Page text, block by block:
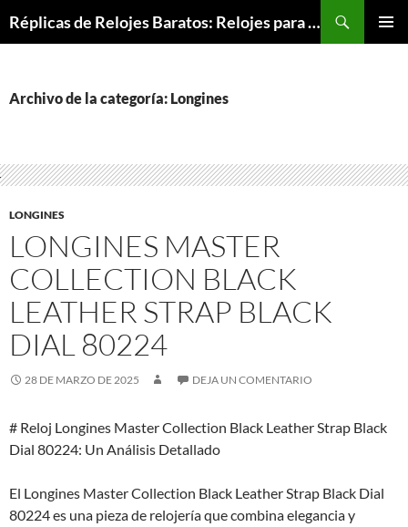
Réplicas de Relojes Baratos: Relojes para Todos los Bolsillos, Relojes de Lujo a Precios Bajos
Archivo de la categoría: Longines
LONGINES
LONGINES MASTER
COLLECTION BLACK
LEATHER STRAP BLACK
DIAL 80224
28 DE MARZO DE 2025 DEJA UN COMENTARIO
# Reloj Longines Master Collection Black Leather Strap Black
Dial 80224: Un Análisis Detallado
El Longines Master Collection Black Leather Strap Black Dial
80224 es una pieza de relojería que combina elegancia y